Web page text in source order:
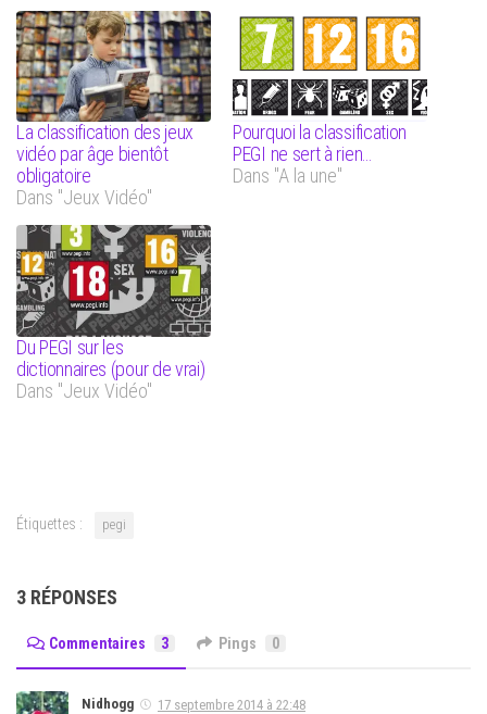
La classification des jeux
vidéo par âge bientôt
obligatoire
Dans "Jeux Vidéo"
Pourquoi la classification
PEGI ne sert à rien…
Dans "A la une"
Du PEGI sur les
dictionnaires (pour de vrai)
Dans "Jeux Vidéo"
Étiquettes : pegi
3 RÉPONSES
Commentaires 3 Pings 0
Nidhogg
17 septembre 2014 à 22:48